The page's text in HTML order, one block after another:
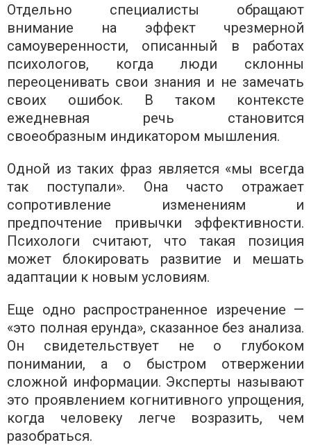
Отдельно специалисты обращают
внимание на эффект чрезмерной
самоуверенности, описанный в работах
психологов, когда люди склонны
переоценивать свои знания и не замечать
своих ошибок. В таком контексте
ежедневная речь становится
своеобразным индикатором мышления.
Одной из таких фраз является «мы всегда
так поступали». Она часто отражает
сопротивление изменениям и
предпочтение привычки эффективности.
Психологи считают, что такая позиция
может блокировать развитие и мешать
адаптации к новым условиям.
Еще одно распространенное изречение —
«это полная ерунда», сказанное без анализа.
Он свидетельствует не о глубоком
понимании, а о быстром отвержении
сложной информации. Эксперты называют
это проявлением когнитивного упрощения,
когда человеку легче возразить, чем
разобраться.